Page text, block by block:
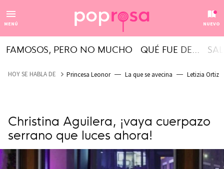
MENÚ NUEVO
FAMOSOS, PERO NO MUCHO QUÉ FUE DE...
HOY SE HABLA DE Princesa Leonor La que se avecina Letizia Ortiz
Christina Aguilera, ¡vaya cuerpazo
serrano que luces ahora!